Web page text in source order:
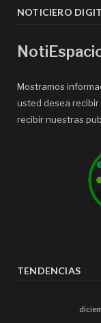
NOTICIERO
Mostramos
usted desea
recibir nuestras
TENDENCIAS